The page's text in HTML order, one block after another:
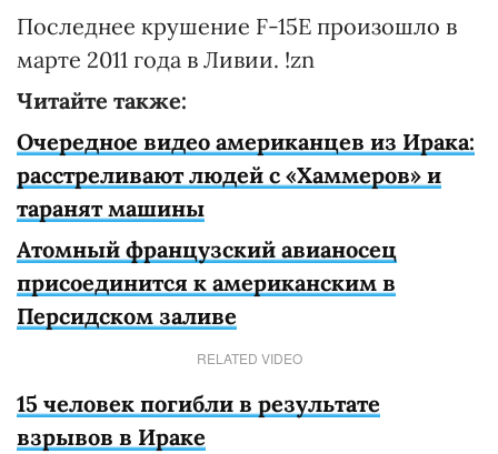
Последнее крушение F-15E произошло в
марте 2011 года в Ливии. !zn
Читайте также:
Очередное видео американцев из Ирака:
расстреливают людей с «Хаммеров» и
таранят машины
Атомный французский авианосец
присоединится к американским в
Персидском заливе
RELATED VIDEO
15 человек погибли в результате
взрывов в Ираке